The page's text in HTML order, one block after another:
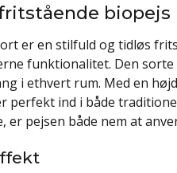
er en stilfuld og tidløs
funktionalitet. Den
i ethvert rum. Med en
perfekt ind i både
er pejsen både nem at